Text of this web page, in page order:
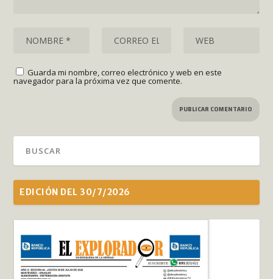
Guarda mi nombre, correo electrónico y web en este
navegador para la próxima vez que comente.
EDICIÓN DEL 30/7/2026